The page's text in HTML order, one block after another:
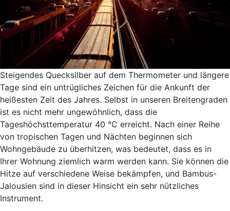
Steigendes Quecksilber auf dem Thermometer und längere
Tage sind ein untrügliches Zeichen für die Ankunft der
heißesten Zeit des Jahres. Selbst in unseren Breitengraden
ist es nicht mehr ungewöhnlich, dass die
Tageshöchsttemperatur 40 °C erreicht. Nach einer Reihe
von tropischen Tagen und Nächten beginnen sich
Wohngebäude zu überhitzen, was bedeutet, dass es in
Ihrer Wohnung ziemlich warm werden kann. Sie können die
Hitze auf verschiedene Weise bekämpfen, und Bambus-
Jalousien sind in dieser Hinsicht ein sehr nützliches
Instrument.